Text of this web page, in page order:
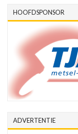
HOOFDSPONSOR
ADVERTENTIE